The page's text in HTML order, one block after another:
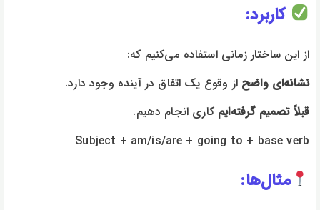
کاربرد:
از این ساختار زمانی استفاده می‌کنیم که:
نشانه‌ای واضح از وقوع یک اتفاق در آینده وجود دارد.
قبلاً تصمیم گرفته‌ایم کاری انجام دهیم.
Subject + am/is/are + going to + base verb
مثال‌ها: